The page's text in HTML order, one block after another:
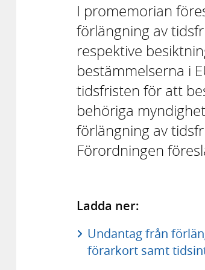
I promemorian
förlängning av
respektive
bestämmelserna i
tidsfristen för att
behöriga
förlängning av
Förordningen
Ladda ner:
Undantag från
förarkort samt